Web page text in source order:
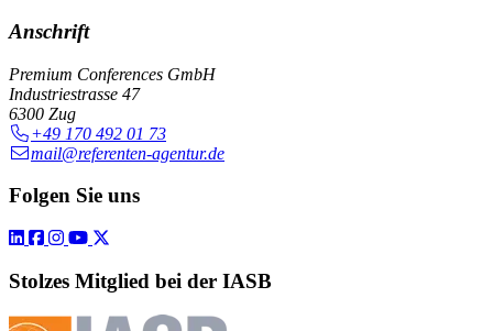
Anschrift
Premium Conferences GmbH
Industriestrasse 47
6300 Zug
+49 170 492 01 73
mail@referenten-agentur.de
Folgen Sie uns
Stolzes Mitglied bei der IASB